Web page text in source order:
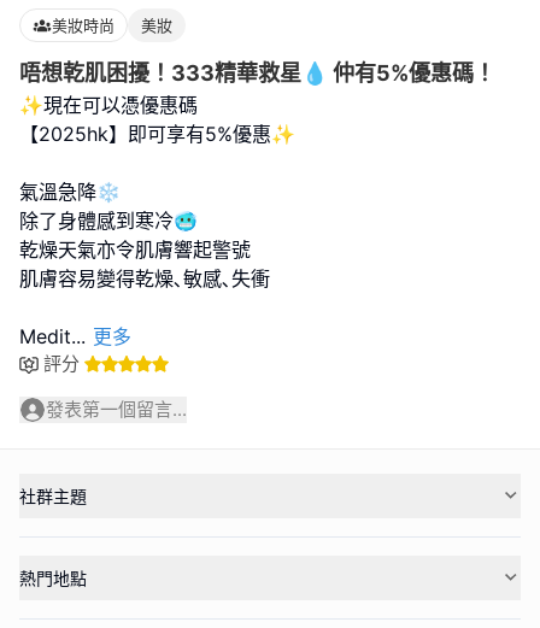
美妝時尚 美妝
唔想乾肌困擾！333精華救星💧 仲有5%優惠碼！
✨現在可以憑優惠碼
【2025hk】即可享有5%優惠✨
氣溫急降❄️
除了身體感到寒冷🥶
乾燥天氣亦令肌膚響起警號
肌膚容易變得乾燥､敏感､失衝
Medit... 更多
評分
發表第一個留言...
社群主題
熱門地點